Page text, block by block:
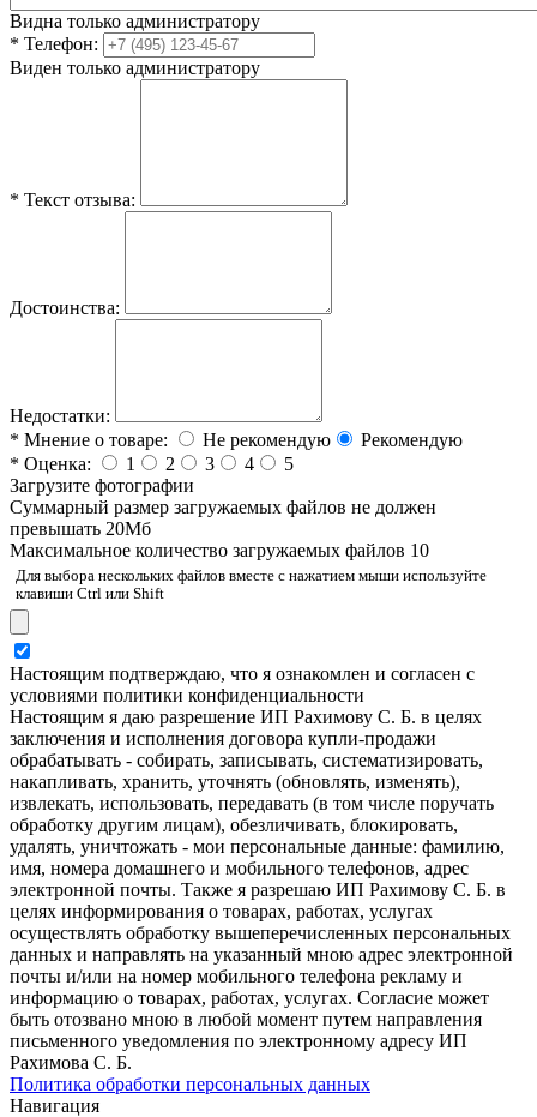
Видна только администратору
* Телефон:
Виден только администратору
* Текст отзыва:
Достоинства:
Недостатки:
* Мнение о товаре: Не рекомендую
Рекомендую
* Оценка: 1 2 3 4
5
Загрузите фотографии
Cуммарный размер загружаемых файлов не должен
превышать 20Мб
Максимальное количество загружаемых файлов 10
Для выбора нескольких файлов вместе с нажатием мыши используйте
клавиши Ctrl или Shift
Настоящим подтверждаю, что я ознакомлен и согласен с
условиями политики конфиденциальности
Настоящим я даю разрешение ИП Рахимову С. Б. в целях
заключения и исполнения договора купли-продажи
обрабатывать - собирать, записывать, систематизировать,
накапливать, хранить, уточнять (обновлять, изменять),
извлекать, использовать, передавать (в том числе поручать
обработку другим лицам), обезличивать, блокировать,
удалять, уничтожать - мои персональные данные: фамилию,
имя, номера домашнего и мобильного телефонов, адрес
электронной почты. Также я разрешаю ИП Рахимову С. Б. в
целях информирования о товарах, работах, услугах
осуществлять обработку вышеперечисленных персональных
данных и направлять на указанный мною адрес электронной
почты и/или на номер мобильного телефона рекламу и
информацию о товарах, работах, услугах. Согласие может
быть отозвано мною в любой момент путем направления
письменного уведомления по электронному адресу ИП
Рахимова С. Б.
Политика обработки персональных данных
Навигация